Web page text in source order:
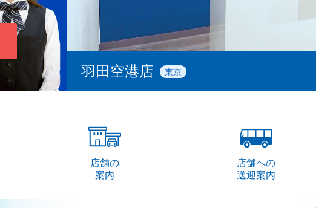
羽田空港店 東京
店舗の
案内
店舗への
送迎案内